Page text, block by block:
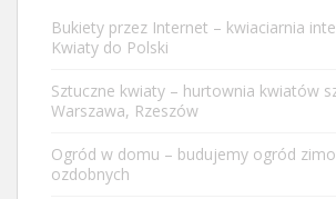
Bukiety przez Internet – kwiaciarnia
Kwiaty do Polski
Sztuczne kwiaty – hurtownia kwiatów
Warszawa, Rzeszów
Ogród w domu – budujemy ogród
ozdobnych